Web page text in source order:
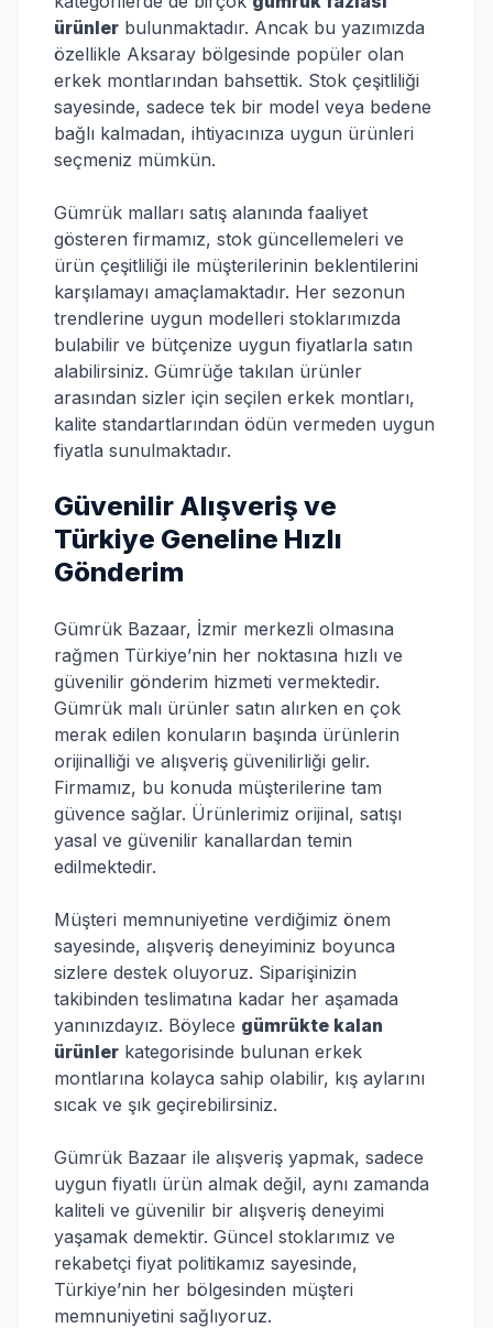
ürünler bulunmaktadır. Ancak bu yazımızda
özellikle Aksaray bölgesinde popüler olan
erkek montlarından bahsettik. Stok çeşitliliği
sayesinde, sadece tek bir model veya bedene
bağlı kalmadan, ihtiyacınıza uygun ürünleri
seçmeniz mümkün.
Gümrük malları satış alanında faaliyet
gösteren firmamız, stok güncellemeleri ve
ürün çeşitliliği ile müşterilerinin beklentilerini
karşılamayı amaçlamaktadır. Her sezonun
trendlerine uygun modelleri stoklarımızda
bulabilir ve bütçenize uygun fiyatlarla satın
alabilirsiniz. Gümrüğe takılan ürünler
arasından sizler için seçilen erkek montları,
kalite standartlarından ödün vermeden uygun
fiyatla sunulmaktadır.
Güvenilir Alışveriş ve
Türkiye Geneline Hızlı
Gönderim
Gümrük Bazaar, İzmir merkezli olmasına
rağmen Türkiye’nin her noktasına hızlı ve
güvenilir gönderim hizmeti vermektedir.
Gümrük malı ürünler satın alırken en çok
merak edilen konuların başında ürünlerin
orijinalliği ve alışveriş güvenilirliği gelir.
Firmamız, bu konuda müşterilerine tam
güvence sağlar. Ürünlerimiz orijinal, satışı
yasal ve güvenilir kanallardan temin
edilmektedir.
Müşteri memnuniyetine verdiğimiz önem
sayesinde, alışveriş deneyiminiz boyunca
sizlere destek oluyoruz. Siparişinizin
takibinden teslimatına kadar her aşamada
yanınızdayız. Böylece gümrükte kalan
ürünler kategorisinde bulunan erkek
montlarına kolayca sahip olabilir, kış aylarını
sıcak ve şık geçirebilirsiniz.
Gümrük Bazaar ile alışveriş yapmak, sadece
uygun fiyatlı ürün almak değil, aynı zamanda
kaliteli ve güvenilir bir alışveriş deneyimi
yaşamak demektir. Güncel stoklarımız ve
rekabetçi fiyat politikamız sayesinde,
Türkiye’nin her bölgesinden müşteri
memnuniyetini sağlıyoruz.